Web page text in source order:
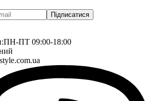
Підписатися
ПН-ПТ 09:00-18:00